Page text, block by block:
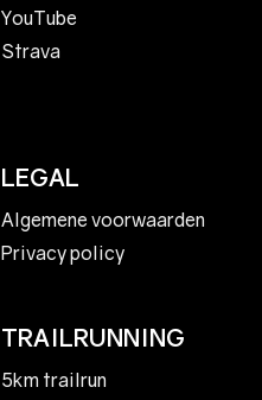
TRAILRUNNING
5km trailrun
YouTube
Strava
LEGAL
Algemene voorwaarden
Privacy policy